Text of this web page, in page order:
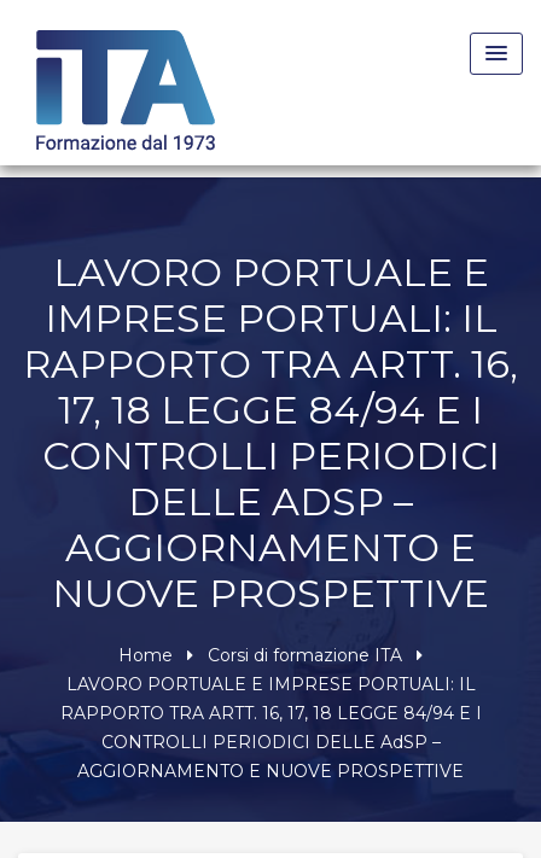
LAVORO PORTUALE E
IMPRESE PORTUALI: IL
RAPPORTO TRA ARTT. 16,
17, 18 LEGGE 84/94 E I
CONTROLLI PERIODICI
DELLE ADSP –
AGGIORNAMENTO E
NUOVE PROSPETTIVE
Home
Corsi di formazione ITA
LAVORO PORTUALE E IMPRESE PORTUALI: IL
RAPPORTO TRA ARTT. 16, 17, 18 LEGGE 84/94 E I
CONTROLLI PERIODICI DELLE AdSP –
AGGIORNAMENTO E NUOVE PROSPETTIVE